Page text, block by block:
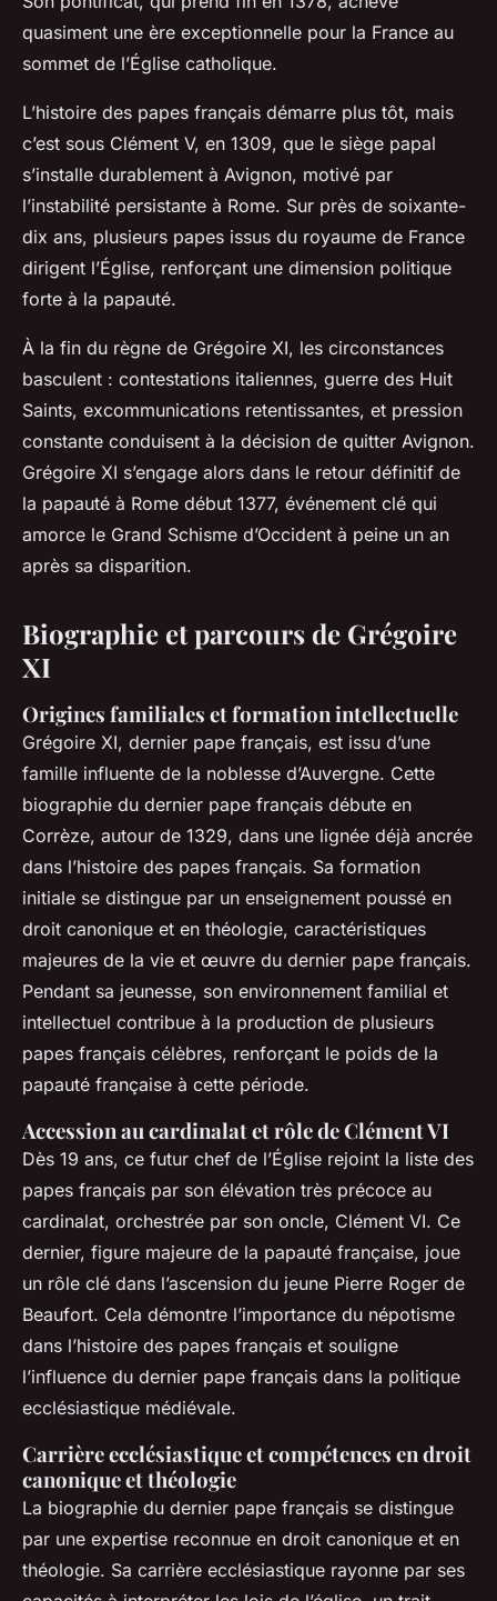
quasiment une ère exceptionnelle pour la France au
sommet de l’Église catholique.
L’histoire des papes français démarre plus tôt, mais
c’est sous Clément V, en 1309, que le siège papal
s’installe durablement à Avignon, motivé par
l’instabilité persistante à Rome. Sur près de soixante-
dix ans, plusieurs papes issus du royaume de France
dirigent l’Église, renforçant une dimension politique
forte à la papauté.
À la fin du règne de Grégoire XI, les circonstances
basculent : contestations italiennes, guerre des Huit
Saints, excommunications retentissantes, et pression
constante conduisent à la décision de quitter Avignon.
Grégoire XI s’engage alors dans le retour définitif de
la papauté à Rome début 1377, événement clé qui
amorce le Grand Schisme d’Occident à peine un an
après sa disparition.
Biographie et parcours de Grégoire
XI
Origines familiales et formation intellectuelle
Grégoire XI, dernier pape français, est issu d’une
famille influente de la noblesse d’Auvergne. Cette
biographie du dernier pape français débute en
Corrèze, autour de 1329, dans une lignée déjà ancrée
dans l’histoire des papes français. Sa formation
initiale se distingue par un enseignement poussé en
droit canonique et en théologie, caractéristiques
majeures de la vie et œuvre du dernier pape français.
Pendant sa jeunesse, son environnement familial et
intellectuel contribue à la production de plusieurs
papes français célèbres, renforçant le poids de la
papauté française à cette période.
Accession au cardinalat et rôle de Clément VI
Dès 19 ans, ce futur chef de l’Église rejoint la liste des
papes français par son élévation très précoce au
cardinalat, orchestrée par son oncle, Clément VI. Ce
dernier, figure majeure de la papauté française, joue
un rôle clé dans l’ascension du jeune Pierre Roger de
Beaufort. Cela démontre l’importance du népotisme
dans l’histoire des papes français et souligne
l’influence du dernier pape français dans la politique
ecclésiastique médiévale.
Carrière ecclésiastique et compétences en droit
canonique et théologie
La biographie du dernier pape français se distingue
par une expertise reconnue en droit canonique et en
théologie. Sa carrière ecclésiastique rayonne par ses